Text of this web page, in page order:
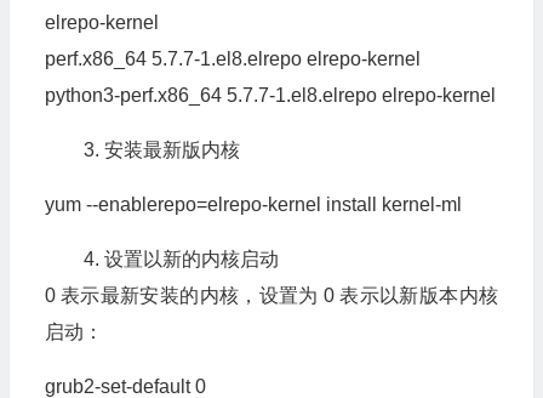
elrepo-kernel
perf.x86_64 5.7.7-1.el8.elrepoelrepo-kernel
python3-perf.x86_64 5.7.7-1.el8.elrepoelrepo-kernel
3. 安装最新版内核
yum --enablerepo=elrepo-kernel install kernel-ml
4. 设置以新的内核启动
0 表示最新安装的内核，设置为 0 表示以新版本内核
启动：
grub2-set-default0